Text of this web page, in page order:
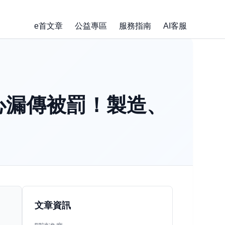
e首文章 公益專區 服務指南 AI客服
傳被罰！製造、
文章資訊